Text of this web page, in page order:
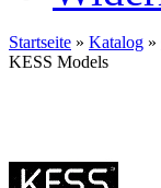
Startseite » Katalog »
KESS Models